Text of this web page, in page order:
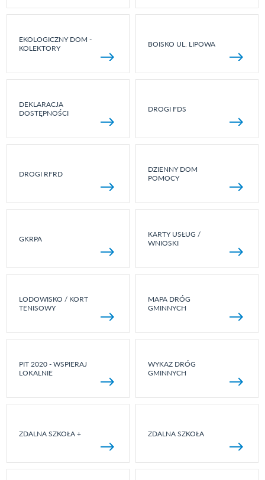
EKOLOGICZNY DOM -
KOLEKTORY
BOISKO UL. LIPOWA
DEKLARACJA
DOSTĘPNOŚCI
DROGI FDS
DROGI RFRD
DZIENNY DOM
POMOCY
GKRPA
KARTY USŁUG /
WNIOSKI
LODOWISKO / KORT
TENISOWY
MAPA DRÓG
GMINNYCH
PIT 2020 - WSPIERAJ
LOKALNIE
WYKAZ DRÓG
GMINNYCH
ZDALNA SZKOŁA + ZDALNA SZKOŁA